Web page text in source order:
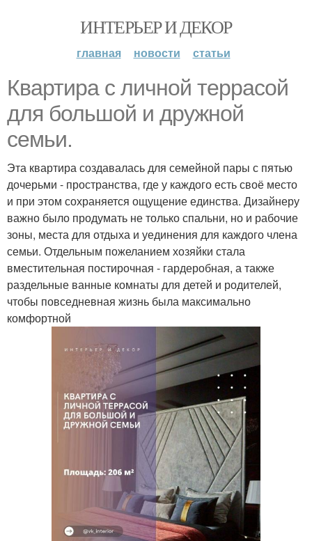
ИНТЕРЬЕР И ДЕКОР
главная новости статьи
Квартира с личной террасой
для большой и дружной
семьи.
Эта квартира создавалась для семейной пары с пятью
дочерьми - пространства, где у каждого есть своё место
и при этом сохраняется ощущение единства. Дизайнеру
важно было продумать не только спальни, но и рабочие
зоны, места для отдыха и уединения для каждого члена
семьи. Отдельным пожеланием хозяйки стала
вместительная постирочная - гардеробная, а также
раздельные ванные комнаты для детей и родителей,
чтобы повседневная жизнь была максимально
комфортной